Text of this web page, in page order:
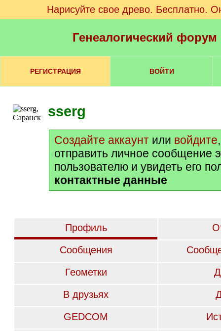
Нарисуйте свое древо. Бесплатно.
Генеалогический
РЕГИСТРАЦИЯ ВОЙТИ
sserg
Создайте аккаунт или войдите
отправить личное сообщение
пользователю и увидеть его
контактные данные
Профиль
Сообщения
Геометки
В друзьях
GEDCOM